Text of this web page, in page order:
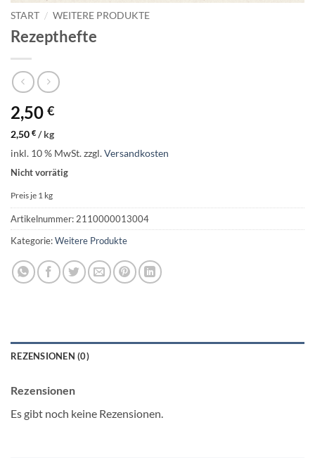
START / WEITERE PRODUKTE
Rezepthefte
2,50 €
2,50 € /kg
inkl. 10 % MwSt.zzgl.Versandkosten
Nicht vorrätig
Preis je 1 kg
Artikelnummer:2110000013004
Kategorie:Weitere Produkte
REZENSIONEN (0)
Rezensionen
Es gibt noch keine Rezensionen.